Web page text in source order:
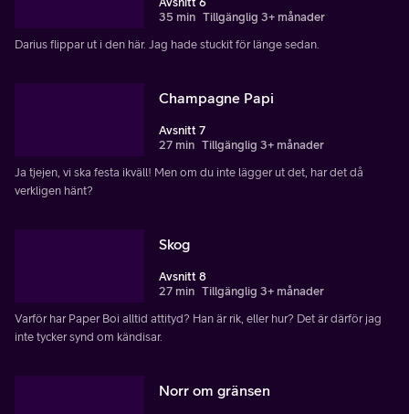
35 min Tillgänglig 3+ månader
Darius flippar ut i den här. Jag hade stuckit för länge sedan.
Champagne Papi
Avsnitt 7
27 min Tillgänglig 3+ månader
Ja tjejen, vi ska festa ikväll! Men om du inte lägger ut det, har det då
verkligen hänt?
Skog
Avsnitt 8
27 min Tillgänglig 3+ månader
Varför har Paper Boi alltid attityd? Han är rik, eller hur? Det är därför jag
inte tycker synd om kändisar.
Norr om gränsen